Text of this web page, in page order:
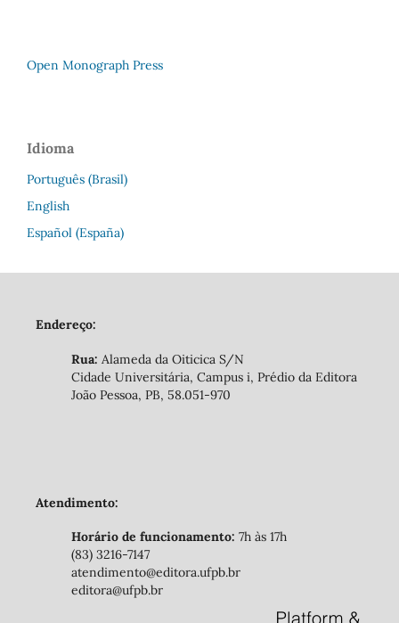
Open Monograph Press
Idioma
Português (Brasil)
English
Español (España)
Endereço:
Rua: Alameda da Oiticica S/N
Cidade Universitária, Campus i, Prédio da Editora
João Pessoa, PB, 58.051-970
Atendimento:
Horário de funcionamento: 7h às 17h
(83) 3216-7147
atendimento@editora.ufpb.br
editora@ufpb.br